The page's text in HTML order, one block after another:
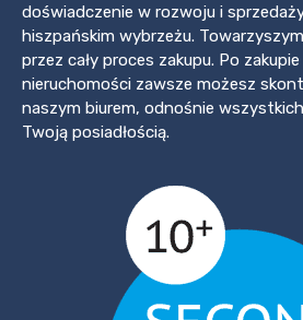
doświadczenie w rozwoju i
hiszpańskim wybrzeżu.
przez cały proces zakupu. Po
nieruchomości zawsze możesz
naszym biurem, odnośnie
Twoją posiadłością.